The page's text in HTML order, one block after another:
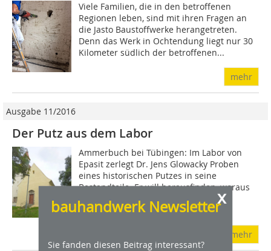
x
bauhandwerk Newsletter
Sie fanden diesen Beitrag interessant?
Viele Familien, die in den betroffenen
Regionen leben, sind mit ihren Fragen an
die Jasto Baustoffwerke herangetreten.
Denn das Werk in Ochtendung liegt nur 30
Kilometer südlich der betroffenen...
mehr
Ausgabe 11/2016
Der Putz aus dem Labor
Ammerbuch bei Tübingen: Im Labor von
Epasit zerlegt Dr. Jens Glowacky Proben
eines historischen Putzes in seine
Bestandteile. Er will herausfinden, woraus
der Putz besteht. Denn um die
Außenwände...
mehr